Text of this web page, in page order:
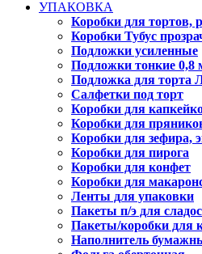
УПАКОВКА
Коробки для тортов,
Коробки Тубус
Подложки усиленные
Подложки тонкие 0,8
Подложка для
Салфетки под торт
Коробки для
Коробки для
Коробки для зефира,
Коробки для пирога
Коробки для конфет
Коробки для
Ленты для упаковки
Пакеты п/э для
Пакеты/коробки для
Наполнитель